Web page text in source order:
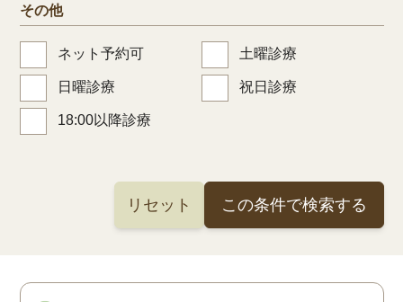
その他
ネット予約可 土曜診療
日曜診療 祝日診療
18:00以降診療
リセット この条件で検索する